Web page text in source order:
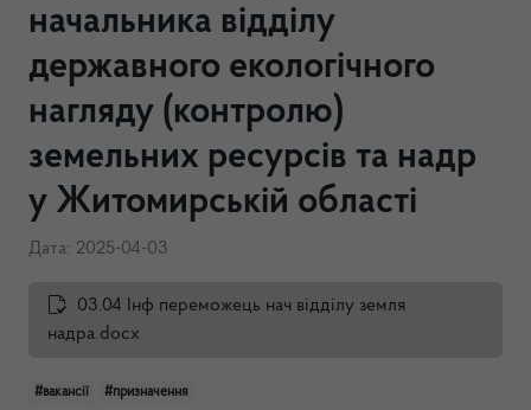
начальника відділу
державного екологічного
нагляду (контролю)
земельних ресурсів та надр
у Житомирській області
Дата: 2025-04-03
03.04 Інф переможець нач відділу земля
надра.docx
#вакансії #призначення